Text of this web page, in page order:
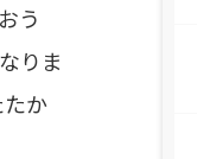
う
りま
か